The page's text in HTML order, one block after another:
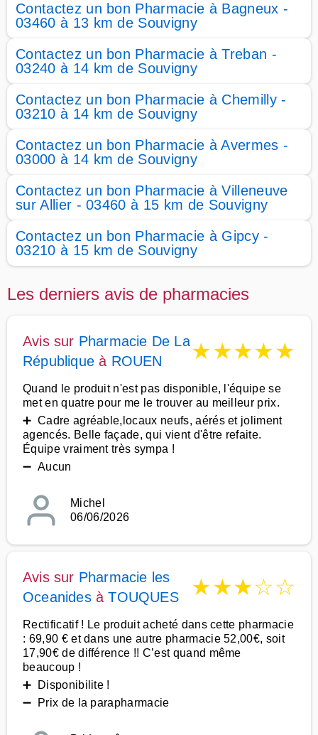
Contactez un bon Pharmacie à Bagneux -
03460 à 13 km de Souvigny
Contactez un bon Pharmacie à Treban -
03240 à 14 km de Souvigny
Contactez un bon Pharmacie à Chemilly -
03210 à 14 km de Souvigny
Contactez un bon Pharmacie à Avermes -
03000 à 14 km de Souvigny
Contactez un bon Pharmacie à Villeneuve
sur Allier - 03460 à 15 km de Souvigny
Contactez un bon Pharmacie à Gipcy -
03210 à 15 km de Souvigny
Les derniers avis de pharmacies
Avis sur Pharmacie De La
République à ROUEN ★★★★★
Quand le produit n'est pas disponible, l'équipe se
met en quatre pour me le trouver au meilleur prix.
➕ Cadre agréable,locaux neufs, aérés et joliment
agencés. Belle façade, qui vient d'être refaite.
Équipe vraiment très sympa !
➖ Aucun
Michel
06/06/2026
Avis sur Pharmacie les
OceanidesàTOUQUES ★★★☆☆
Rectificatif ! Le produit acheté dans cette pharmacie
: 69,90 € et dans une autre pharmacie 52,00€, soit
17,90€ de différence !! C’est quand même
beaucoup !
➕ Disponibilite !
➖ Prix de la parapharmacie